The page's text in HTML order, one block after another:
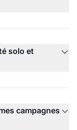
solo et
campagnes